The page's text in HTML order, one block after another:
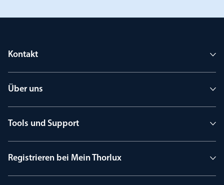
Kontakt
Über uns
Tools und Support
Registrieren bei Mein Thorlux